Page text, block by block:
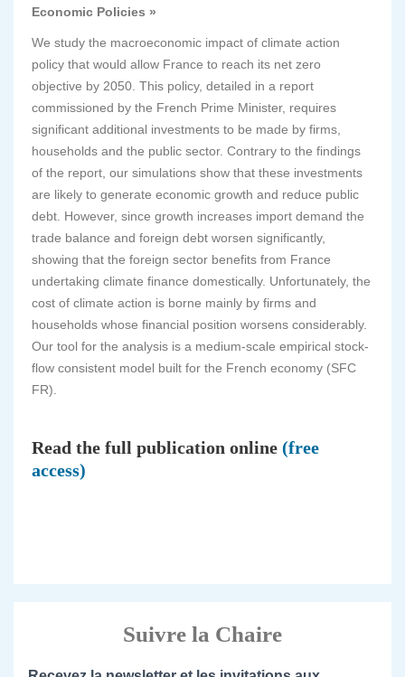
Economic Policies »
We study the macroeconomic impact of climate action
policy that would allow France to reach its net zero
objective by 2050. This policy, detailed in a report
commissioned by the French Prime Minister, requires
significant additional investments to be made by firms,
households and the public sector. Contrary to the findings
of the report, our simulations show that these investments
are likely to generate economic growth and reduce public
debt. However, since growth increases import demand the
trade balance and foreign debt worsen significantly,
showing that the foreign sector benefits from France
undertaking climate finance domestically. Unfortunately, the
cost of climate action is borne mainly by firms and
households whose financial position worsens considerably.
Our tool for the analysis is a medium-scale empirical stock-
flow consistent model built for the French economy (SFC
FR).
Read the full publication online (free
access)
Suivre la Chaire